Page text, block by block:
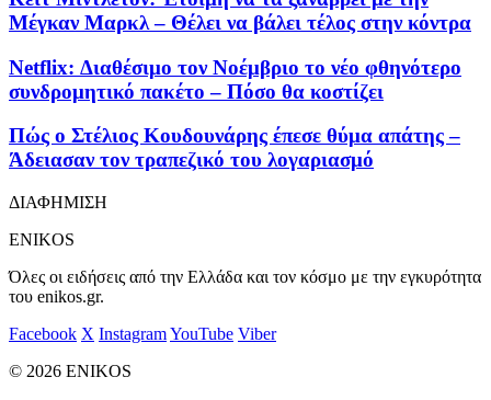
Μέγκαν Μαρκλ – Θέλει να βάλει τέλος στην κόντρα
Netflix: Διαθέσιμο τον Νοέμβριο το νέο φθηνότερο
συνδρομητικό πακέτο – Πόσο θα κοστίζει
Πώς ο Στέλιος Κουδουνάρης έπεσε θύμα απάτης –
Άδειασαν τον τραπεζικό του λογαριασμό
ΔΙΑΦΗΜΙΣΗ
ENIKOS
Όλες οι ειδήσεις από την Ελλάδα και τον κόσμο με την εγκυρότητα
του enikos.gr.
Facebook X InstagramYouTube Viber
© 2026 ENIKOS